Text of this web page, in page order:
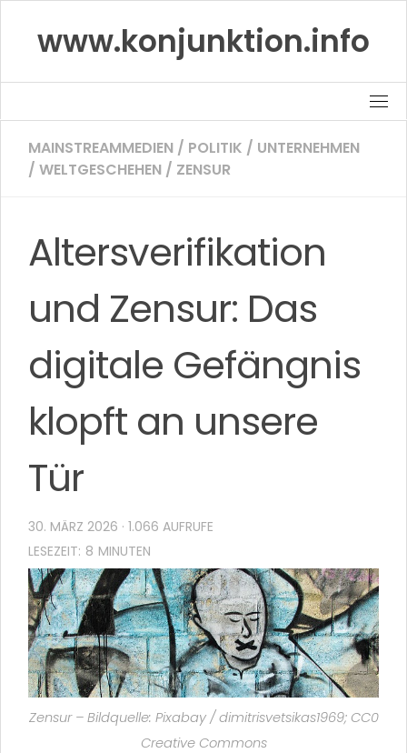
contentwww.konjunktion.info
MAINSTREAMMEDIEN / POLITIK / UNTERNEHMEN
/ WELTGESCHEHEN / ZENSUR
Altersverifikation
und Zensur: Das
digitale Gefängnis
klopft an unsere
Tür
30. MÄRZ 2026 · 1.066 AUFRUFE
Zensur – Bildquelle: Pixabay / dimitrisvetsikas1969; CC0
Creative Commons